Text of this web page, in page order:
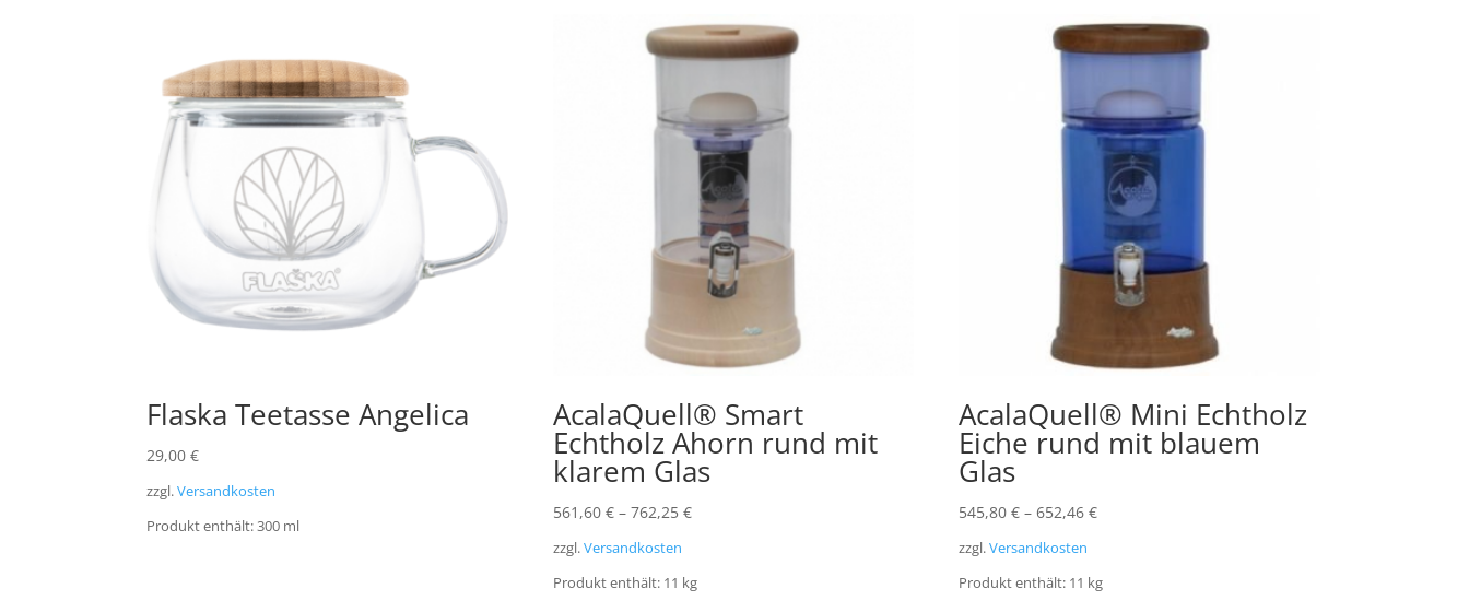
Flaska Teetasse Angelica
29,00€
zzgl.Versandkosten
Produkt enthält: 300 ml
AcalaQuell® Smart
Echtholz Ahorn rund mit
klarem Glas
561,60 €– 762,25 €
zzgl.Versandkosten
Produkt enthält: 11 kg
AcalaQuell® Mini Echtholz
Eiche rund mit blauem
Glas
545,80€ –652,46€
zzgl.Versandkosten
Produkt enthält: 11 kg